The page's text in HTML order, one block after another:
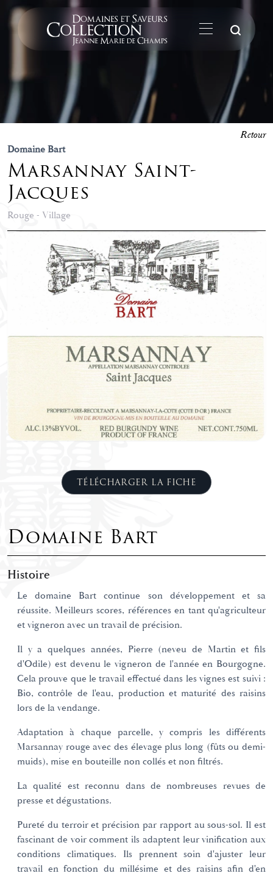
Domaine Bart
Marsannay Saint-
Jacques
Rouge - Village
Retour
TÉLÉCHARGER LA FICHE
Domaine Bart
Histoire
Le domaine Bart continue son développement et sa
réussite. Meilleurs scores, références en tant qu'agriculteur
et vigneron avec un travail de précision.
Il y a quelques années, Pierre (neveu de Martin et fils
d'Odile) est devenu le vigneron de l'année en Bourgogne.
Cela prouve que le travail effectué dans les vignes est suivi :
Bio, contrôle de l'eau, production et maturité des raisins
lors de la vendange.
Adaptation à chaque parcelle, y compris les différents
Marsannay rouge avec des élevage plus long (fûts ou demi-
muids), mise en bouteille non collés et non filtrés.
La qualité est reconnu dans de nombreuses revues de
presse et dégustations.
Pureté du terroir et précision par rapport au sous-sol. Il est
fascinant de voir comment ils adaptent leur vinification aux
conditions climatiques. Ils prennent soin d'ajuster leur
travail en fonction du millésime et des raisins afin d'en